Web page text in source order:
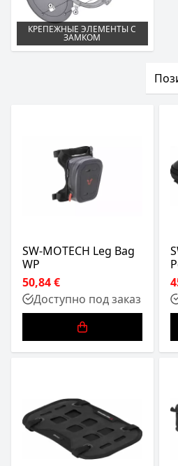
КРЕПЕЖНЫЕ ЭЛЕМЕНТЫ С
ЗАМКОМ
SW-MOTECH Leg Bag
WP
50,84 €
Доступно под заказ